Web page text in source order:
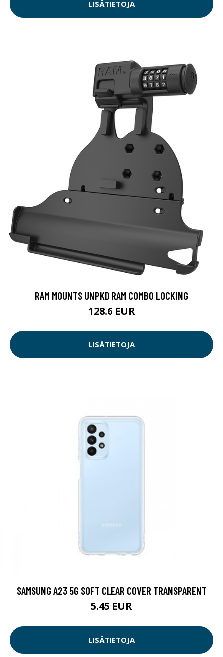
LISÄTIETOJA
RAM MOUNTS UNPKD RAM COMBO LOCKING
128.6 EUR
LISÄTIETOJA
SAMSUNG A23 5G SOFT CLEAR COVER TRANSPARENT
5.45 EUR
LISÄTIETOJA